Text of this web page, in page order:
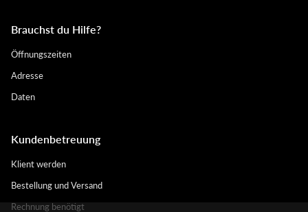
Brauchst du Hilfe?
Öffnungszeiten
Adresse
Daten
Kundenbetreuung
Klient werden
Bestellung und Versand
Rechnung benötigt